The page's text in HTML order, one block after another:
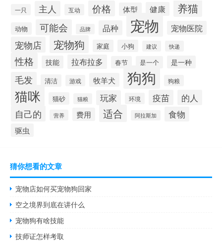
一只 主人 互动 价格 体型 健康 养猫
动物 可能会 品牌 品种 宠物 宠物医院
宠物店 宠物狗 家庭 小狗 建议 快递
性格 技能 拉布拉多 春节 是一个 是一种
毛发 清洁 游戏 牧羊犬 狗狗 狗粮
猫咪 猫砂 猫粮 玩家 环境 疫苗 的人
自己的 营养 费用 适合 阿拉斯加 食物
驱虫
猜你想看的文章
宠物店如何买宠物狗回家
空之境界到底在讲什么
宠物狗有啥技能
技师证怎样考取